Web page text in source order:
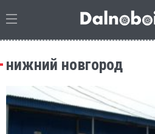
нижний новгород